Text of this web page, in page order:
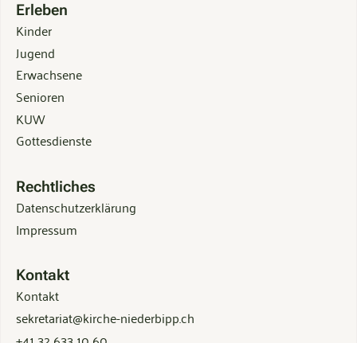
Erleben
Kinder
Jugend
Erwachsene
Senioren
KUW
Gottesdienste
Rechtliches
Datenschutzerklärung
Impressum
Kontakt
Kontakt
sekretariat@kirche-niederbipp.ch